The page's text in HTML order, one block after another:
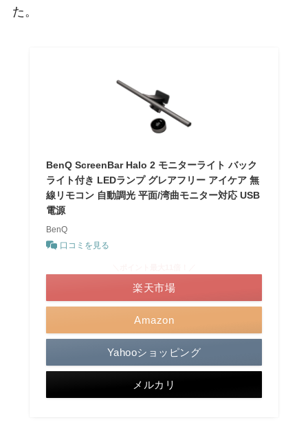
た。
BenQ ScreenBar Halo 2 モニターライト バック
ライト付き LEDランプ グレアフリー アイケア 無
線リモコン 自動調光 平面/湾曲モニター対応 USB
電源
BenQ
口コミを見る
Amazon
楽天市場
Yahooショッピング
メルカリ